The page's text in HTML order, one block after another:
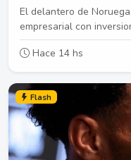
El delantero de
empresarial con
Hace 14 hs
Flash